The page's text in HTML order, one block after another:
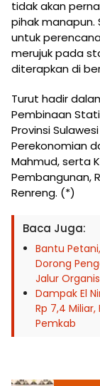
tidak akan
pihak
untuk
merujuk pada
diterapkan di
Turut hadir
Pembinaan
Provinsi
Perekonomian
Mahmud, serta
Pembangunan,
Renreng. (*)
Baca Juga:
Bantu
Dorong
Jalur
Dampak El
Rp 7,4
Pemkab